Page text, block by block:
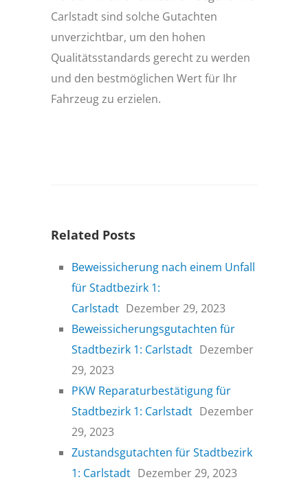
Carlstadt sind solche Gutachten
unverzichtbar, um den hohen
Qualitätsstandards gerecht zu werden
und den bestmöglichen Wert für Ihr
Fahrzeug zu erzielen.
Related Posts
Beweissicherung nach einem Unfall
für Stadtbezirk 1:
Carlstadt Dezember 29, 2023
Beweissicherungsgutachten für
Stadtbezirk 1: Carlstadt Dezember
29, 2023
PKW Reparaturbestätigung für
Stadtbezirk 1: Carlstadt Dezember
29, 2023
Zustandsgutachten für Stadtbezirk
1: Carlstadt Dezember 29, 2023